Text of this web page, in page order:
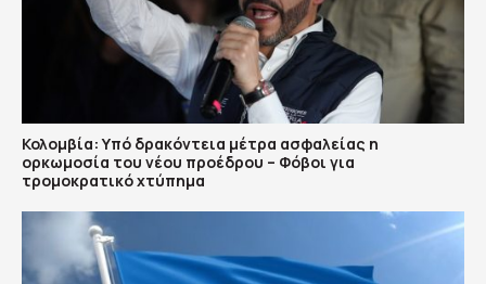
Κολομβία: Υπό δρακόντεια μέτρα ασφαλείας η
ορκωμοσία του νέου προέδρου – Φόβοι για
τρομοκρατικό χτύπημα